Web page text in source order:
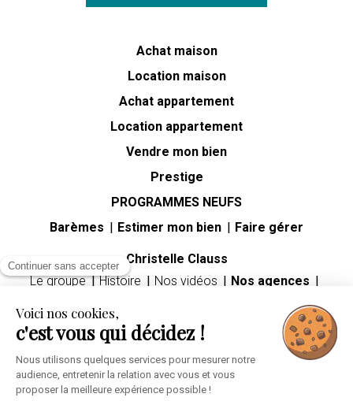
Continuer sans accepter
Voici nos cookies,
c'est vous qui décidez !
Nous utilisons quelques services pour mesurer notre
audience, entretenir la relation avec vous et vous
proposer la meilleure expérience possible !
Achat maison
Location maison
Achat appartement
Location appartement
Vendre mon bien
Prestige
PROGRAMMES NEUFS
Barèmes
Estimer mon bien Faire gérer
Christelle Clauss
Le groupe
Histoire Nos vidéos
Nos agences
Premier achat immobilier
Mutation professionnelle
Divorce
Espace client